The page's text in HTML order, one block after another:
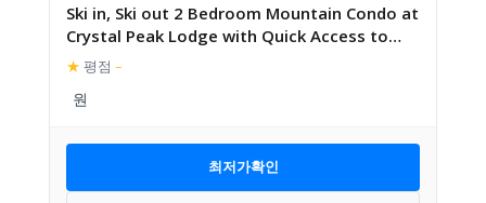
Ski in, Ski out 2 Bedroom Mountain Condo at
Crystal Peak Lodge with Quick Access to
Historic Downtow
★ 평점 –
최저가확인